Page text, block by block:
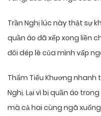
Trần Nghị lúc này thật sự
quần áo đã xếp xong liền
đôi dép lê của mình vấp
Thẩm Tiểu Khương nhanh
Nghị. Lại vì bị quần áo
mà cả hai cùng ngã